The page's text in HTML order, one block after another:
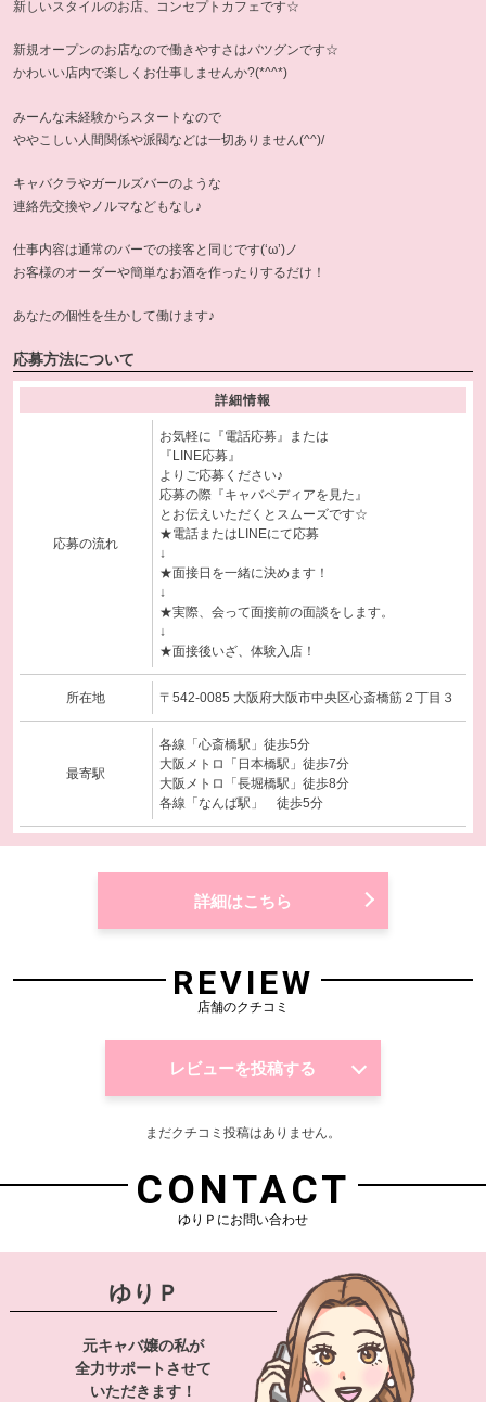
新しいスタイルのお店、コンセプトカフェです☆
新規オープンのお店なので働きやすさはバツグンです☆
かわいい店内で楽しくお仕事しませんか?(*^^*)
みーんな未経験からスタートなので
ややこしい人間関係や派閥などは一切ありません(^^)/
キャバクラやガールズバーのような
連絡先交換やノルマなどもなし♪
仕事内容は通常のバーでの接客と同じです(‘ω’)ノ
お客様のオーダーや簡単なお酒を作ったりするだけ！
あなたの個性を生かして働けます♪
応募方法について
詳細情報
応募の流れ
お気軽に『電話応募』または
『LINE応募』
よりご応募ください♪
応募の際『キャバペディアを見た』
とお伝えいただくとスムーズです☆
★電話またはLINEにて応募
↓
★面接日を一緒に決めます！
↓
★実際、会って面接前の面談をします。
↓
★面接後いざ、体験入店！
所在地 〒542-0085 大阪府大阪市中央区心斎橋筋２丁目３
最寄駅
各線「心斎橋駅」徒歩5分
大阪メトロ「日本橋駅」徒歩7分
大阪メトロ「長堀橋駅」徒歩8分
各線「なんば駅」 徒歩5分
詳細はこちら
REVIEW
店舗のクチコミ
レビューを投稿する
まだクチコミ投稿はありません。
CONTACT
ゆりＰにお問い合わせ
ゆりＰ
元キャバ嬢の私が
全力サポートさせて
いただきます！